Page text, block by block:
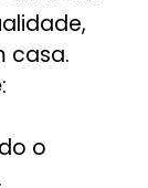
casa.
:
o